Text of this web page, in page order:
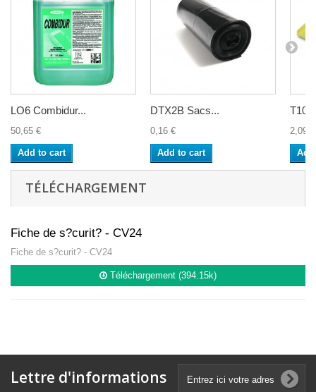
LO6 Combidur...
50,65 €
Add to cart
DTX2B Sacs...
0,16 €
Add to cart
2,09 €
TÉLÉCHARGEMENT
Fiche de s?curit? - CV24
Fiche de s?curit? - CV24
Téléchargement (394.15k)
Lettre d'informations